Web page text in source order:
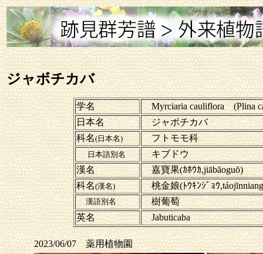
ジャボチカバ
学名
Myrciaria cauliflora (Plina
日本名
ジャボチカバ
科名(日本名) フトモモ科
日本語別名
キブドウ
漢名
嘉寶果(ｶﾎｳｶ,jiābăoguŏ)
科名(漢名) 桃金娘(ﾄｳｷﾝｼﾞｮｳ
漢語別名
樹葡萄
英名
Jabuticaba
2023/06/07 薬用植物園